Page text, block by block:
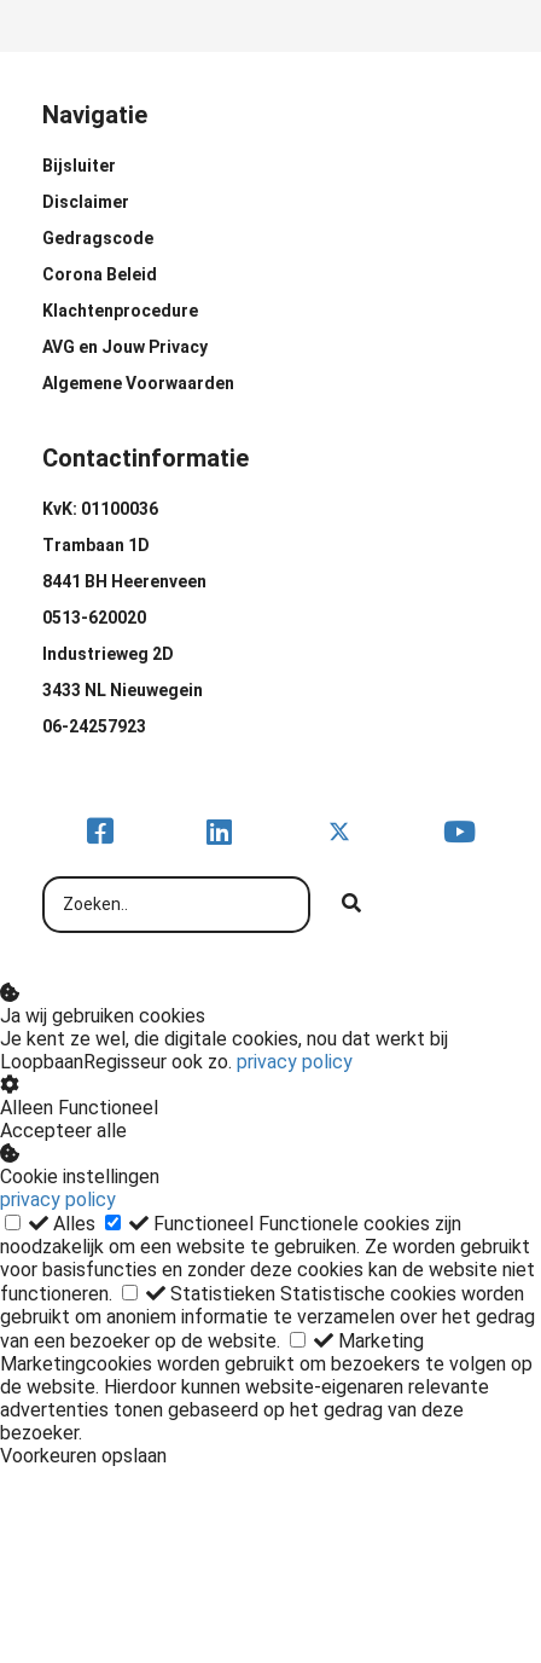
Navigatie
Bijsluiter
Disclaimer
Gedragscode
Corona Beleid
Klachtenprocedure
AVG en Jouw Privacy
Algemene Voorwaarden
Contactinformatie
KvK: 01100036
Trambaan 1D
8441 BH Heerenveen
0513-620020
Industrieweg 2D
3433 NL Nieuwegein
06-24257923
Ja wij gebruiken cookies
Je kent ze wel, die digitale cookies, nou dat werkt bij
LoopbaanRegisseur ook zo. privacy policy
Alleen Functioneel
Accepteer alle
Cookie instellingen
privacy policy
Alles
Functioneel Functionele cookies zijn
noodzakelijk om een website te gebruiken. Ze worden gebruikt
voor basisfuncties en zonder deze cookies kan de website niet
functioneren.
Statistieken Statistische cookies worden
gebruikt om anoniem informatie te verzamelen over het gedrag
van een bezoeker op de website.
Marketing
Marketingcookies worden gebruikt om bezoekers te volgen op
de website. Hierdoor kunnen website-eigenaren relevante
advertenties tonen gebaseerd op het gedrag van deze
bezoeker.
Voorkeuren opslaan